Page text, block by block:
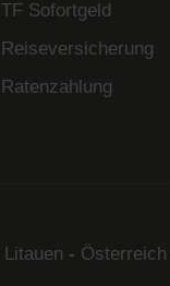
TF Sofortgeld
Reiseversicherung
Ratenzahlung
Litauen - Österreich